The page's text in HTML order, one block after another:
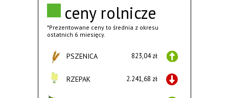
ceny rolnicze
*Prezentowane ceny to średnia z okresu
ostatnich 6 miesięcy.
PSZENICA 823,04 zł
RZEPAK 2.241,68 zł